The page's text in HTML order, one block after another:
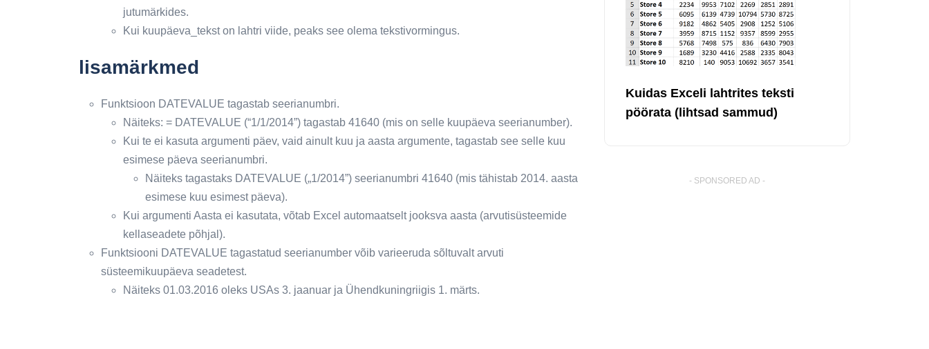
jutumärkides.
Kui kuupäeva_tekst on lahtri viide, peaks see olema tekstivormingus.
lisamärkmed
Funktsioon DATEVALUE tagastab seerianumbri.
Näiteks: = DATEVALUE (“1/1/2014”) tagastab 41640 (mis on selle kuupäeva seerianumber).
Kui te ei kasuta argumenti päev, vaid ainult kuu ja aasta argumente, tagastab see selle kuu
esimese päeva seerianumbri.
Näiteks tagastaks DATEVALUE („1/2014”) seerianumbri 41640 (mis tähistab 2014. aasta
esimese kuu esimest päeva).
Kui argumenti Aasta ei kasutata, võtab Excel automaatselt jooksva aasta (arvutisüsteemide
kellaseadete põhjal).
Funktsiooni DATEVALUE tagastatud seerianumber võib varieeruda sõltuvalt arvuti
süsteemikuupäeva seadetest.
Näiteks 01.03.2016 oleks USAs 3. jaanuar ja Ühendkuningriigis 1. märts.
Kuidas Exceli lahtrites teksti
pöörata (lihtsad sammud)
- SPONSORED AD -